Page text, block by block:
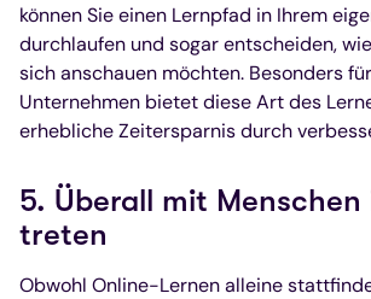
können Sie einen Lernpfad in Ihrem
durchlaufen und sogar entscheiden,
sich anschauen möchten. Besonders
Unternehmen bietet diese Art des
erhebliche Zeitersparnis durch
5. Überall mit
treten
Obwohl Online-Lernen alleine